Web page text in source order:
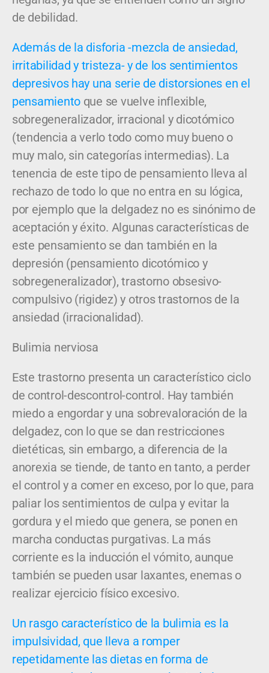
de debilidad.
Además de la disforia -mezcla de ansiedad,
irritabilidad y tristeza- y de los sentimientos
depresivos hay una serie de distorsiones en el
pensamiento que se vuelve inflexible,
sobregeneralizador, irracional y dicotómico
(tendencia a verlo todo como muy bueno o
muy malo, sin categorías intermedias). La
tenencia de este tipo de pensamiento lleva al
rechazo de todo lo que no entra en su lógica,
por ejemplo que la delgadez no es sinónimo de
aceptación y éxito. Algunas características de
este pensamiento se dan también en la
depresión (pensamiento dicotómico y
sobregeneralizador), trastorno obsesivo-
compulsivo (rigidez) y otros trastornos de la
ansiedad (irracionalidad).
Bulimia nerviosa
Este trastorno presenta un característico ciclo
de control-descontrol-control. Hay también
miedo a engordar y una sobrevaloración de la
delgadez, con lo que se dan restricciones
dietéticas, sin embargo, a diferencia de la
anorexia se tiende, de tanto en tanto, a perder
el control y a comer en exceso, por lo que, para
paliar los sentimientos de culpa y evitar la
gordura y el miedo que genera, se ponen en
marcha conductas purgativas. La más
corriente es la inducción el vómito, aunque
también se pueden usar laxantes, enemas o
realizar ejercicio físico excesivo.
Un rasgo característico de la bulimia es la
impulsividad, que lleva a romper
repetidamente las dietas en forma de